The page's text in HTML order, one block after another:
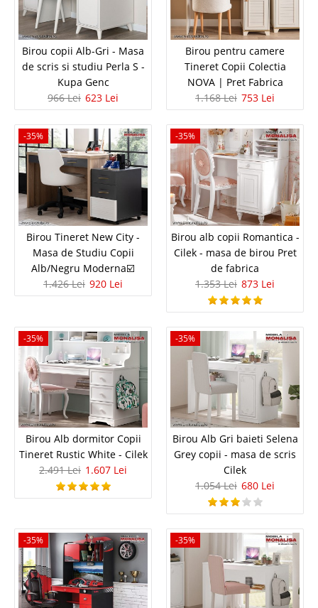
Birou copii Alb-Gri - Masa de scris si
studiu Perla S - Kupa Genc
Birou Masa de scris si studiu alb cu gri pentru copii - Perla S ✔️ Oferta la
pret de Importator KUPA Genc Cauti un birou copii rezistent, modern si
aspectuos? Pe e-monalisa gasesti mereu birouri ieftine de calitate. Masa
de scris si studiu alb cu gri din c..
Compara
966 Lei
Pret Redus 623 Lei
Vezi Detalii
Adauga la Favorite
-36%
Birou copii Alb-Gri - Masa
de scris si studiu Perla S -
Kupa Genc
966 Lei 623 Lei
Birou pentru camere
Tineret Copii Colectia
NOVA | Pret Fabrica
1.168 Lei 753 Lei
-35%
Birou Tineret New City -
Masa de Studiu Copii
Alb/Negru Moderna☑️
1.426 Lei 920 Lei
-35%
Birou alb copii Romantica -
Cilek - masa de birou Pret
de fabrica
1.353 Lei 873 Lei
-35%
Birou Alb dormitor Copii
Tineret Rustic White - Cilek
2.491 Lei 1.607 Lei
-35%
Birou Alb Gri baieti Selena
Grey copii - masa de scris
Cilek
1.054 Lei 680 Lei
-35% -35%